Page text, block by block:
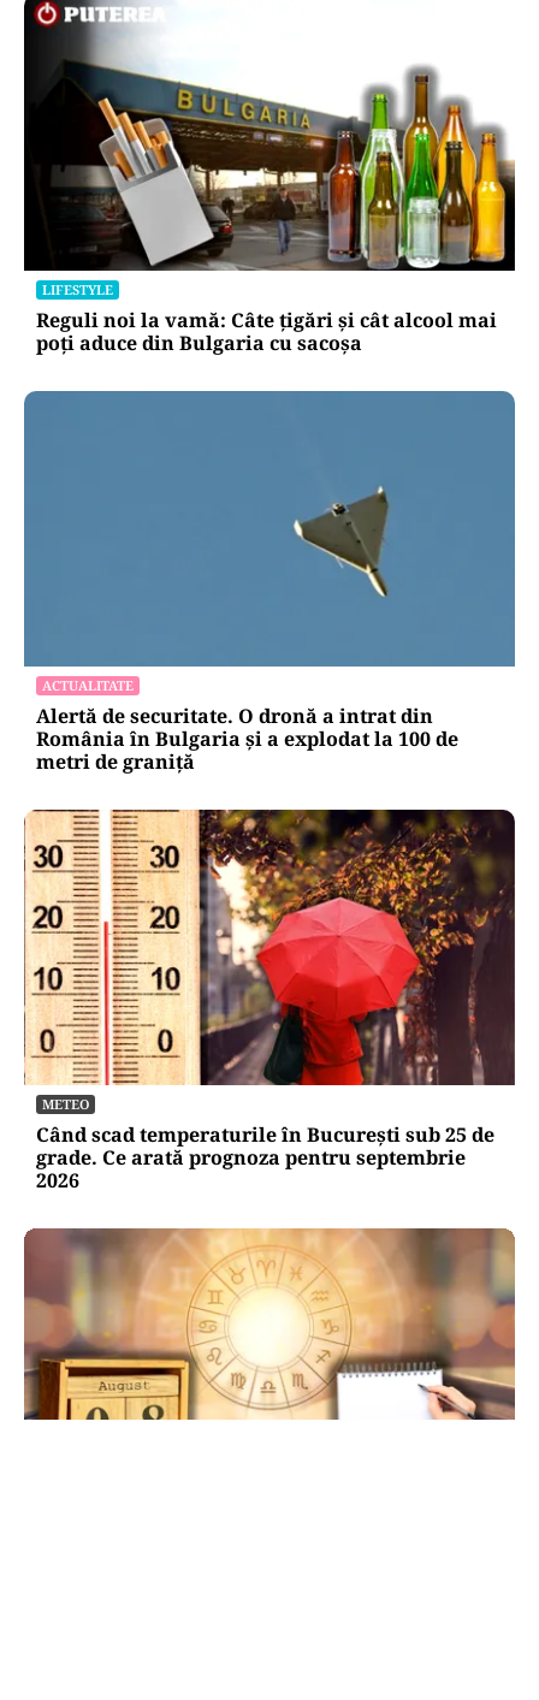
LIFESTYLE
Reguli noi la vamă: Câte țigări și cât alcool mai
poți aduce din Bulgaria cu sacoșa
ACTUALITATE
Alertă de securitate. O dronă a intrat din
România în Bulgaria şi a explodat la 100 de
metri de graniţă
METEO
Când scad temperaturile în București sub 25 de
grade. Ce arată prognoza pentru septembrie
2026